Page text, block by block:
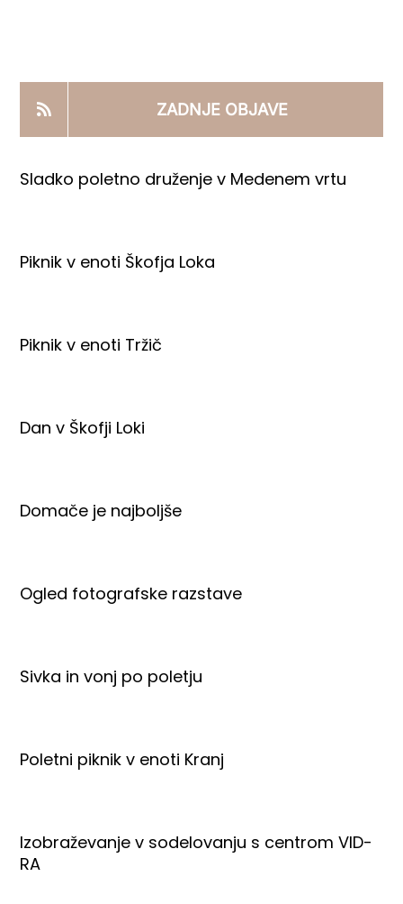
PRODAJNI IZDELKI
AKTUALNO
ZADNJE OBJAVE
Sladko poletno druženje v Medenem vrtu
Piknik v enoti Škofja Loka
Piknik v enoti Tržič
Dan v Škofji Loki
Domače je najboljše
Ogled fotografske razstave
Sivka in vonj po poletju
Poletni piknik v enoti Kranj
Izobraževanje v sodelovanju s centrom VID-
RA